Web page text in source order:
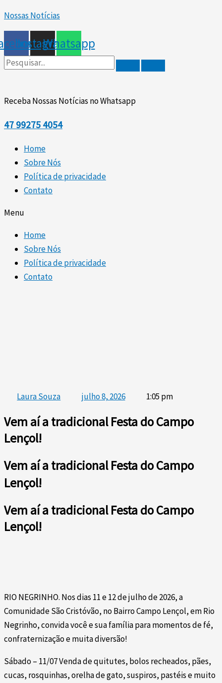
para
conteúdo
Nossas Notícias
InstagramWhatsapp
Receba Nossas Notícias no Whatsapp
47 99275 4054
Home
Sobre Nós
Política de privacidade
Contato
Menu
Home
Sobre Nós
Política de privacidade
Contato
Laura Souza julho 8, 2026 1:05 pm
Vem aí a tradicional Festa do Campo
Lençol!
Vem aí a tradicional Festa do Campo
Lençol!
Vem aí a tradicional Festa do Campo
Lençol!
RIO NEGRINHO. Nos dias 11 e 12 de julho de 2026, a
Comunidade São Cristóvão, no Bairro Campo Lençol, em Rio
Negrinho, convida você e sua família para momentos de fé,
confraternização e muita diversão!
Sábado – 11/07 Venda de quitutes, bolos recheados, pães,
cucas, rosquinhas, orelha de gato, suspiros, pastéis e muito